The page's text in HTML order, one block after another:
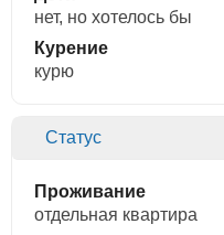
нет, но хотелось бы
Курение
курю
Статус
Проживание
отдельная квартира